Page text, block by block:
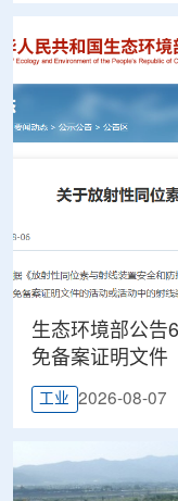
生态环境部公告
免备案证明文件
工业 2026-08-07